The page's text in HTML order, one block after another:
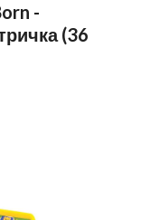
-
(36